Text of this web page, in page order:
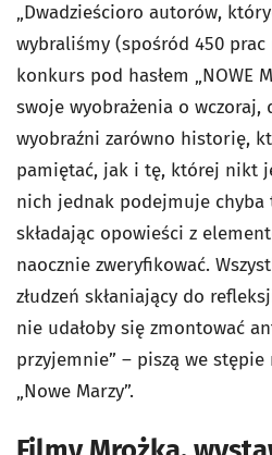
„Dwadzieścioro autorów,
wybraliśmy (spośród 450 prac
konkurs pod hasłem „NOWE
swoje wyobrażenia o
wyobraźni zarówno historię,
pamiętać, jak i tę, której nikt
nich jednak podejmuje chyba
składając opowieści z
naocznie zweryfikować.
złudzeń skłaniający do
nie udałoby się zmontować
przyjemnie” – piszą we
„Nowe Marzy”.